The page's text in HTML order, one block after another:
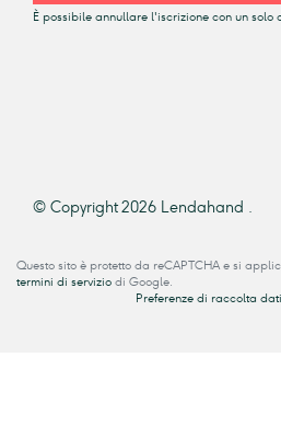
È possibile annullare l'iscrizione con un solo
© Copyright 2026 Lendahand .
Questo sito è protetto da reCAPTCHA e si
termini di servizio di Google.
Preferenze di raccolta